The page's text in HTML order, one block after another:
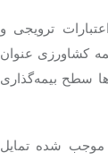
ترویجی و
کشاورزی عنوان
سطح بیمه‌گذاری
موجب شده تمایل